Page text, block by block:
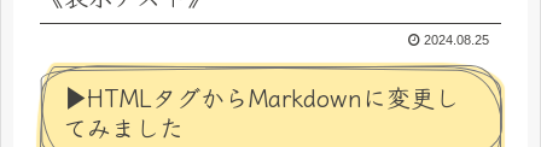
2024.08.25
▶HTMLタグからMarkdownに変更し
てみました